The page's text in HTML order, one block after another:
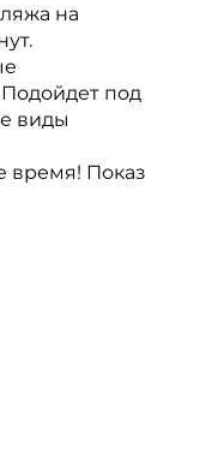
на
под
виды
время! Показ